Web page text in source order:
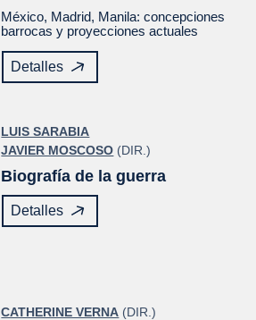
México, Madrid, Manila: concepciones
barrocas y proyecciones actuales
Detalles
LUIS SARABIA
JAVIER MOSCOSO (DIR.)
Biografía de la guerra
Detalles
CATHERINE VERNA (DIR.)